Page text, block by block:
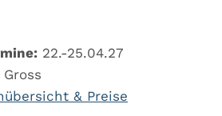
22.-25.04.27
& Preise